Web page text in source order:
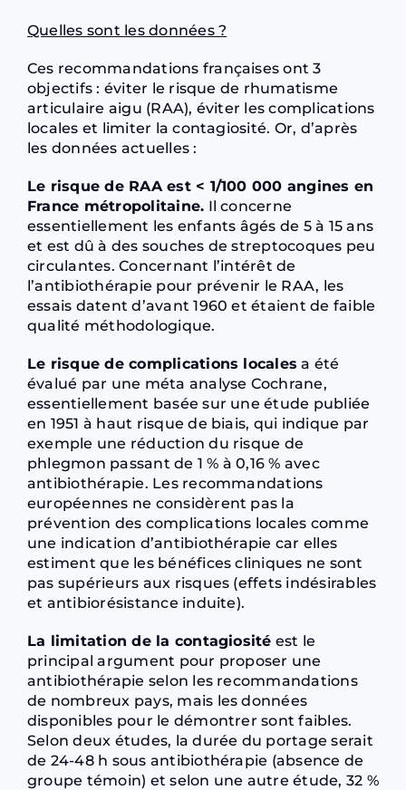
Quelles sont les données ?
Ces recommandations françaises ont 3
objectifs : éviter le risque de rhumatisme
articulaire aigu (RAA), éviter les complications
locales et limiter la contagiosité. Or, d’après
les données actuelles :
Le risque de RAA est < 1/100 000 angines en
France métropolitaine. Il concerne
essentiellement les enfants âgés de 5 à 15 ans
et est dû à des souches de streptocoques peu
circulantes. Concernant l’intérêt de
l’antibiothérapie pour prévenir le RAA, les
essais datent d’avant 1960 et étaient de faible
qualité méthodologique.
Le risque de complications locales a été
évalué par une méta analyse Cochrane,
essentiellement basée sur une étude publiée
en 1951 à haut risque de biais, qui indique par
exemple une réduction du risque de
phlegmon passant de 1 % à 0,16 % avec
antibiothérapie. Les recommandations
européennes ne considèrent pas la
prévention des complications locales comme
une indication d’antibiothérapie car elles
estiment que les bénéfices cliniques ne sont
pas supérieurs aux risques (effets indésirables
et antibiorésistance induite).
La limitation de la contagiosité est le
principal argument pour proposer une
antibiothérapie selon les recommandations
de nombreux pays, mais les données
disponibles pour le démontrer sont faibles.
Selon deux études, la durée du portage serait
de 24-48 h sous antibiothérapie (absence de
groupe témoin) et selon une autre étude, 32 %